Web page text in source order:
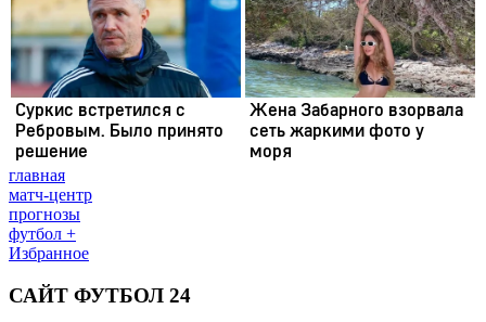
главная
матч-центр
прогнозы
футбол +
Избранное
САЙТ ФУТБОЛ 24